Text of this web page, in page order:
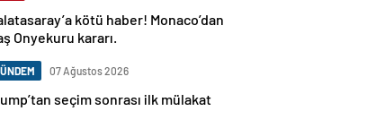
kötü haber! Monaco’dan
Onyekuru kararı.
07 Ağustos 2026
seçim sonrası ilk mülakat